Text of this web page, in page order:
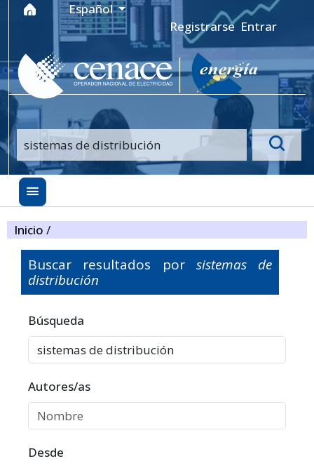
Ir al menú de navegación principal
Ir al contenido principal
Ir al pie de página del sitio
Idioma
Español
Registrarse Entrar
Inicio /
Buscar resultados por sistemas de
distribución
Filtros avanzados
Búsqueda
Autores/as
Desde